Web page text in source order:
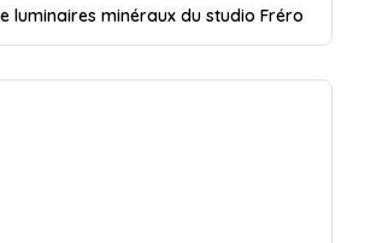
luminaires minéraux du studio Fréro